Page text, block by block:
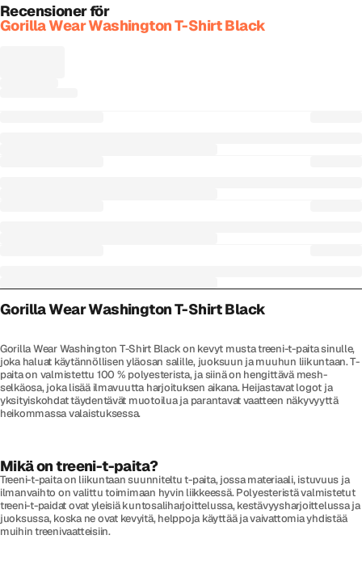
Recensioner för
Gorilla Wear Washington T-Shirt Black
Gorilla Wear Washington T-Shirt Black
Gorilla Wear Washington T-Shirt Black on kevyt musta treeni-t-paita sinulle,
joka haluat käytännöllisen yläosan salille, juoksuun ja muuhun liikuntaan. T-
paita on valmistettu 100 % polyesterista, ja siinä on hengittävä mesh-
selkäosa, joka lisää ilmavuutta harjoituksen aikana. Heijastavat logot ja
yksityiskohdat täydentävät muotoilua ja parantavat vaatteen näkyvyyttä
heikommassa valaistuksessa.
Mikä on treeni-t-paita?
Treeni-t-paita on liikuntaan suunniteltu t-paita, jossa materiaali, istuvuus ja
ilmanvaihto on valittu toimimaan hyvin liikkeessä. Polyesteristä valmistetut
treeni-t-paidat ovat yleisiä kuntosaliharjoittelussa, kestävyysharjoittelussa ja
juoksussa, koska ne ovat kevyitä, helppoja käyttää ja vaivattomia yhdistää
muihin treenivaatteisiin.